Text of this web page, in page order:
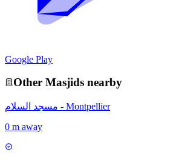
Google Play
Other Masjids nearby
مسجد السلام - Montpellier
0 m away